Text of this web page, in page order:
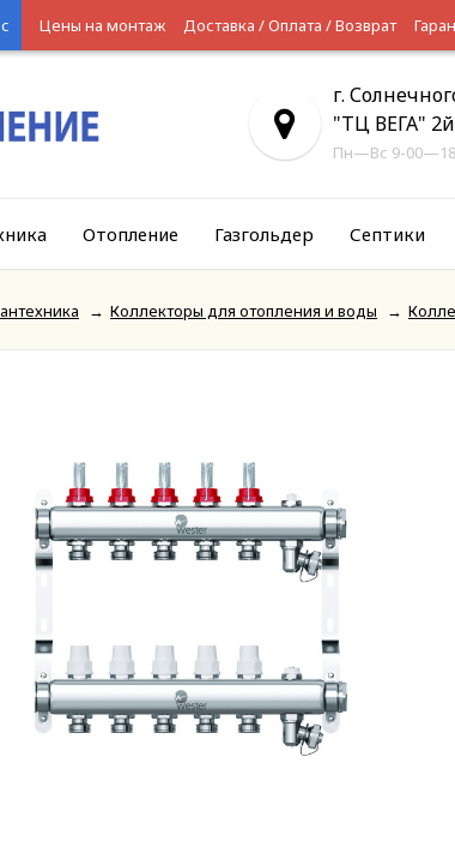
Цены на монтаж Доставка / Оплата / Возврат
г.
"ТЦ ВЕГА"
Пн—Вс 9-
Отопление Газгольдер Септики
→ Коллекторы для отопления и воды →